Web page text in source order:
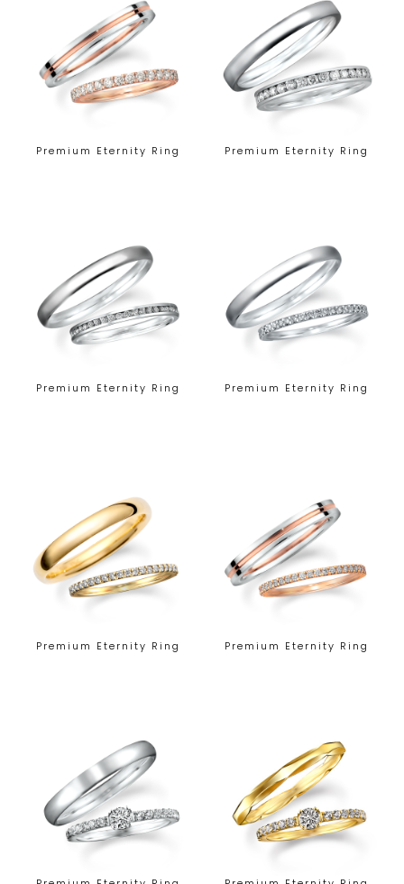
Premium Eternity Ring Premium Eternity Ring
Premium Eternity Ring Premium Eternity Ring
Premium Eternity Ring Premium Eternity Ring